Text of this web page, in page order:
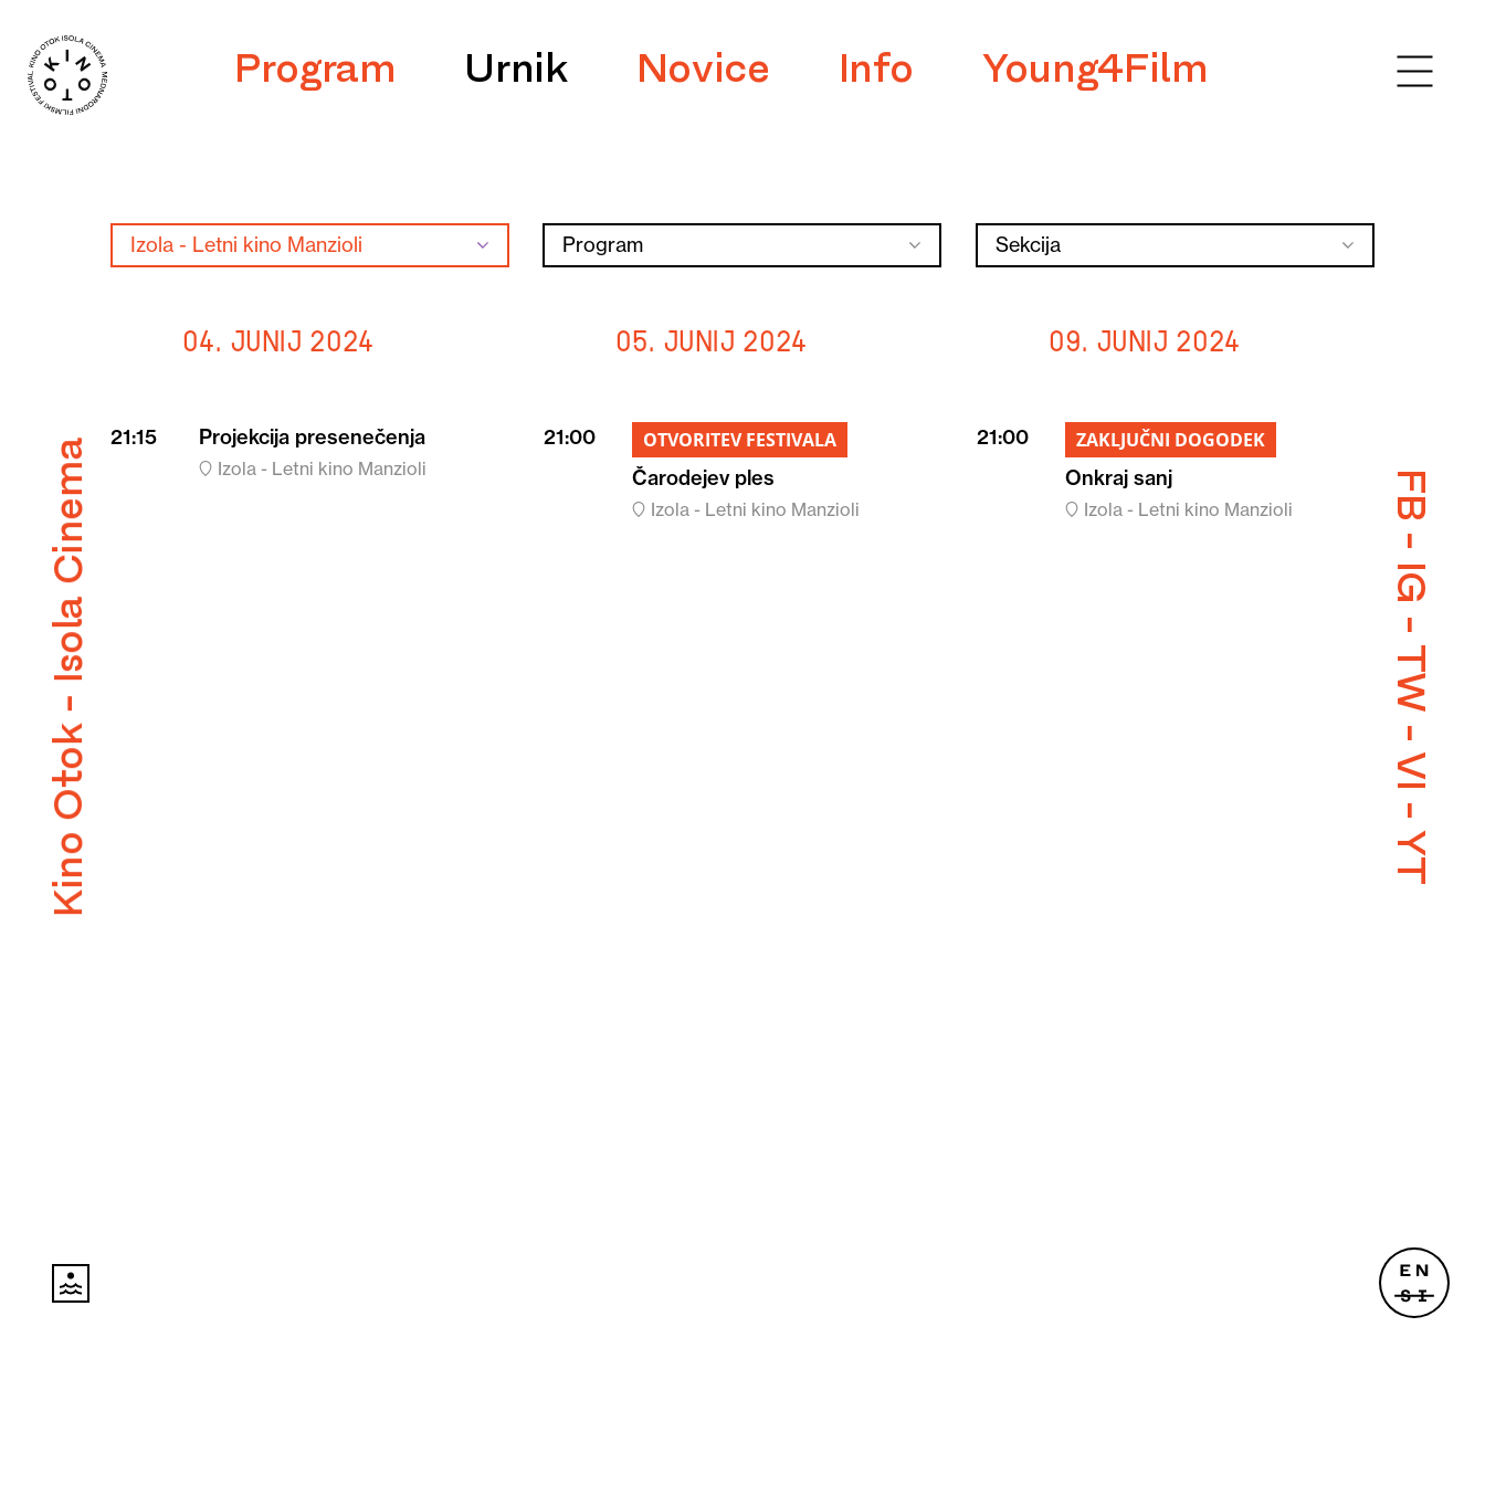
Program Urnik Novice Info Young4Film
Kino Otok - Isola Cinema FB
-
IG
-
TW
-
VI
-
YT
Izola - Letni kino Manzioli Program Sekcija
04. junij 2024
21:15 Projekcija presenečenja
Izola - Letni kino Manzioli
05. junij 2024
21:00 OTVORITEV FESTIVALA
Čarodejev ples
Izola - Letni kino Manzioli
09. junij 2024
21:00 ZAKLJUČNI DOGODEK
Onkraj sanj
Izola - Letni kino Manzioli